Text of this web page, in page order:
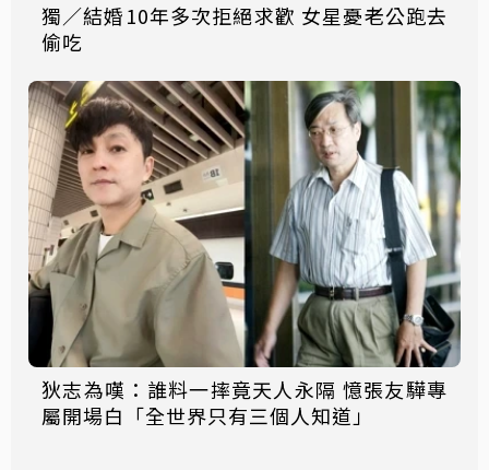
獨／結婚10年多次拒絕求歡 女星憂老公跑去
偷吃
狄志為嘆：誰料一摔竟天人永隔 憶張友驊專
屬開場白「全世界只有三個人知道」